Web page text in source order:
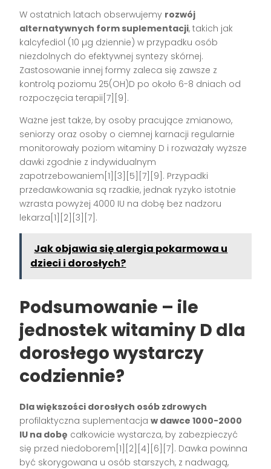
W ostatnich latach obserwujemy rozwój
alternatywnych form suplementacji, takich jak
kalcyfediol (10 µg dziennie) w przypadku osób
niezdolnych do efektywnej syntezy skórnej.
Zastosowanie innej formy zaleca się zawsze z
kontrolą poziomu 25(OH)D po około 6-8 dniach od
rozpoczęcia terapii[7][9].
Ważne jest także, by osoby pracujące zmianowo,
seniorzy oraz osoby o ciemnej karnacji regularnie
monitorowały poziom witaminy D i rozważały wyższe
dawki zgodnie z indywidualnym
zapotrzebowaniem[1][3][5][7][9]. Przypadki
przedawkowania są rzadkie, jednak ryzyko istotnie
wzrasta powyżej 4000 IU na dobę bez nadzoru
lekarza[1][2][3][7].
Jak objawia się alergia pokarmowa u
dzieci i dorosłych?
Podsumowanie – ile
jednostek witaminy D dla
dorosłego wystarczy
codziennie?
Dla większości dorosłych osób zdrowych
profilaktyczna suplementacjaw dawce 1000-2000
IU na dobę całkowicie wystarcza, by zabezpieczyć
się przed niedoborem[1][2][4][6][7]. Dawka powinna
być skorygowana u osób starszych, z nadwagą,